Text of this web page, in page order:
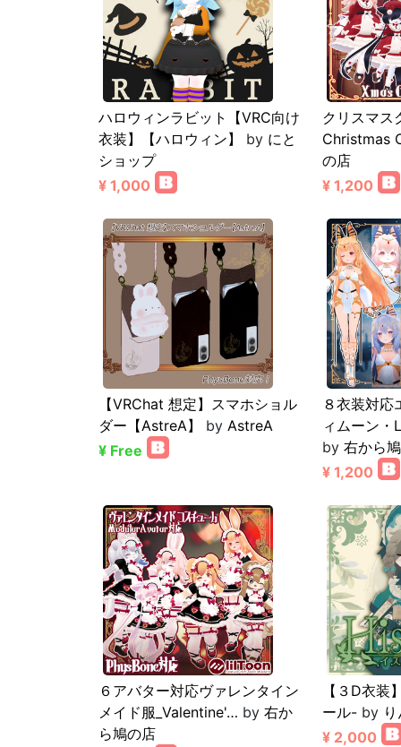
ハロウィンラビット【VRC向け
衣装】【ハロウィン】
by にと
ショップ
¥ 1,000
クリスマス
Christmas
の店
¥ 1,200
【VRChat 想定】スマホショル
ダー【AstreA】
by AstreA
¥ Free
８衣装対
ィムーン
by 右から
¥ 1,200
６アバター対応ヴァレンタイン
メイド服_Valentine'… by 右か
ら鳩の店
【３D衣
ール- by
¥ 2,000